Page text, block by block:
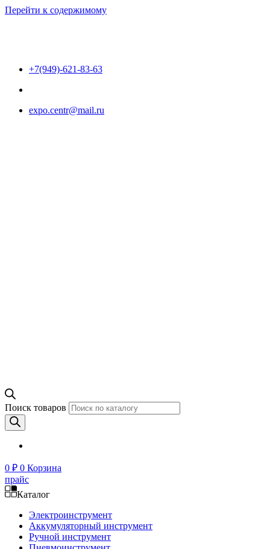
Перейти к содержимому
+7(949)-621-83-63
expo.centr@mail.ru
Поиск товаров
0 ₽ 0 Корзина
прайс
Каталог
Электроинструмент
Аккумуляторный инструмент
Ручной инструмент